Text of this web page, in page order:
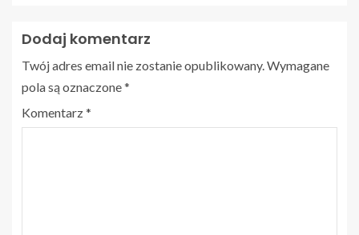
Dodaj komentarz
Twój adres email nie zostanie opublikowany. Wymagane
pola są oznaczone*
Komentarz*